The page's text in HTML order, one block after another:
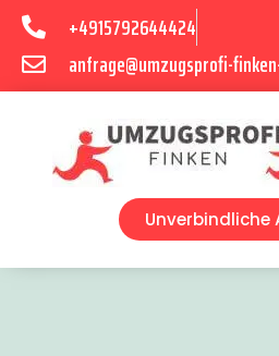
+4915792644424
anfrage@umzugsprofi-
Unverbindliche